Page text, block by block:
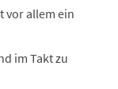
vor allem ein
im Takt zu